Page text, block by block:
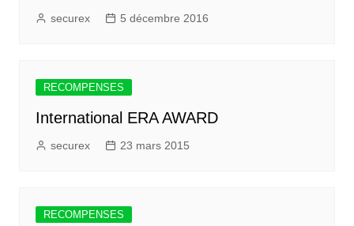
securex 5 décembre 2016
RECOMPENSES
International ERA AWARD
securex 23 mars 2015
RECOMPENSES